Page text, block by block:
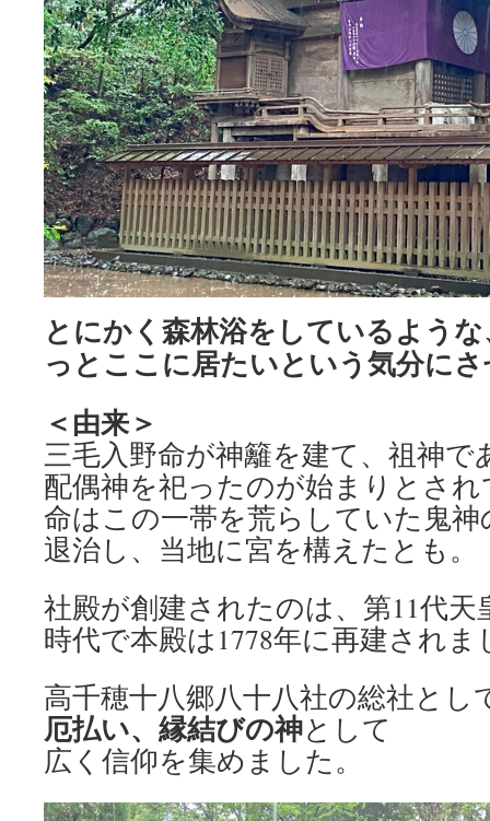
とにかく森林浴をしているよう
っとここに居たいという気分に
＜由来＞
三毛入野命が神籬を建て、祖神で
配偶神を祀ったのが始まりとさ
命はこの一帯を荒らしていた鬼
退治し、当地に宮を構えたとも。
社殿が創建されたのは、第11代
時代で本殿は1778年に再建されま
高千穂十八郷八十八社の総社とし
厄払い、縁結びの神として
広く信仰を集めました。